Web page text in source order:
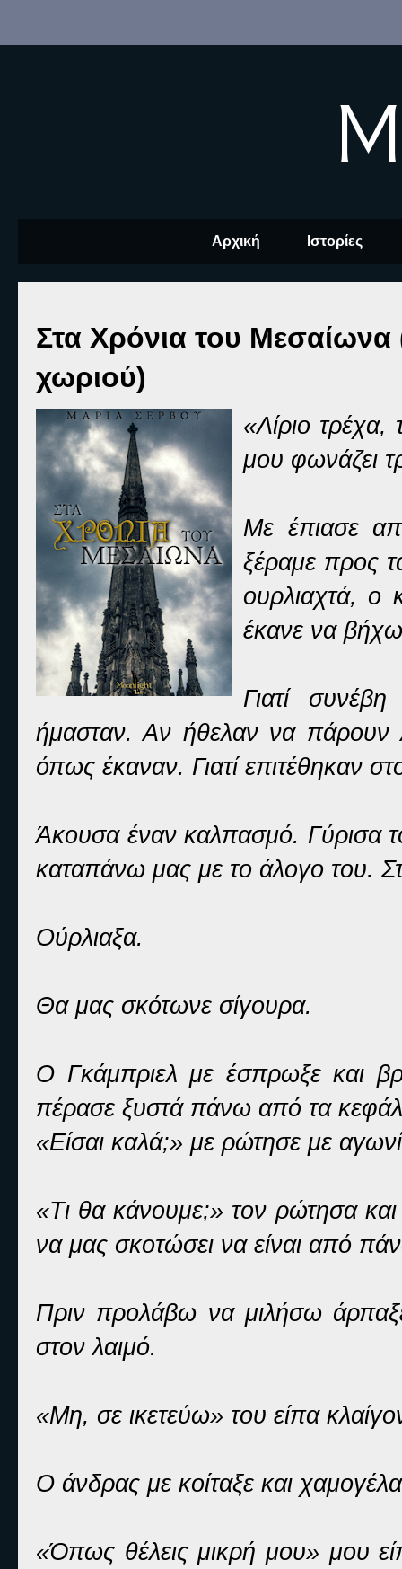
Αρχική Ιστορίες
Στα Χρόνια του
χωριού)
«Λίριο
μου φωνάζει
Με έπιασε
ξέραμε προς
ουρλιαχτά, ο
έκανε να
Γιατί
ήμασταν. Αν ήθελαν να πάρουν
όπως έκαναν. Γιατί επιτέθηκαν
Άκουσα έναν καλπασμό. Γύρισα
καταπάνω μας με το άλογο του.
Ούρλιαξα.
Θα μας σκότωνε σίγουρα.
Ο Γκάμπριελ με έσπρωξε και
πέρασε ξυστά πάνω από τα
«Είσαι καλά;» με ρώτησε με
«Τι θα κάνουμε;» τον ρώτησα
να μας σκοτώσει να είναι από
Πριν προλάβω να μιλήσω
στον λαιμό.
«Μη, σε ικετεύω» του είπα
Ο άνδρας με κοίταξε και
«Όπως θέλεις μικρή μου» μου